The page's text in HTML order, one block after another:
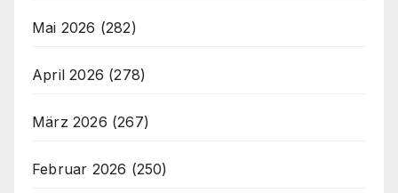
Mai 2026 (282)
April 2026 (278)
März 2026 (267)
Februar 2026 (250)